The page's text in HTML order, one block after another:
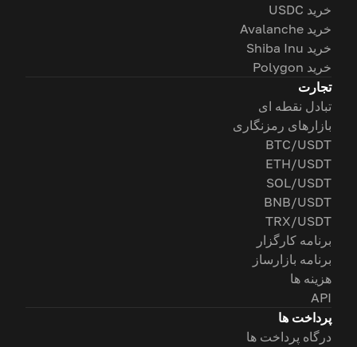
خرید USDC
خرید Avalanche
خرید Shiba Inu
خرید Polygon
تجارت
تبادل نقطه ای
بازارهای رمزنگاری
BTC/USDT
ETH/USDT
SOL/USDT
BNB/USDT
TRX/USDT
برنامه کارگزار
برنامه بازارساز
هزینه ها
API
پرداخت ها
درگاه پرداخت ها